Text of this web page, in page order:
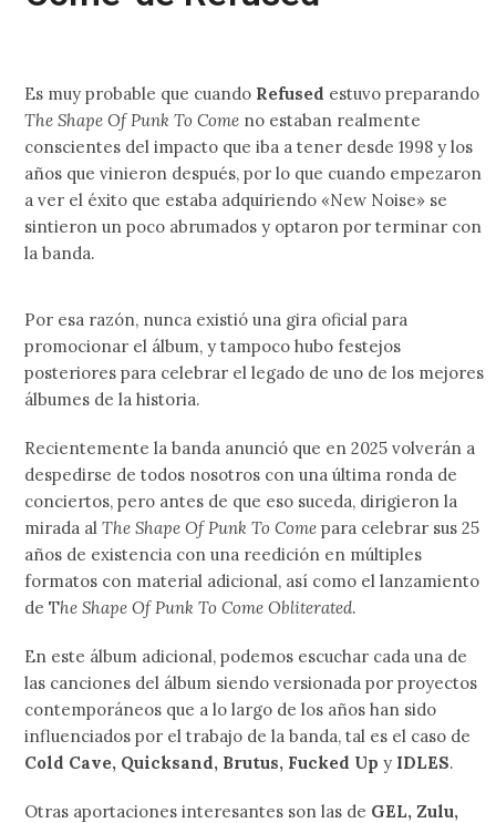
Es muy probable que cuando Refused estuvo preparando
The Shape Of Punk To Come no estaban realmente
conscientes del impacto que iba a tener desde 1998 y los
años que vinieron después, por lo que cuando empezaron
a ver el éxito que estaba adquiriendo «New Noise» se
sintieron un poco abrumados y optaron por terminar con
la banda.
Por esa razón, nunca existió una gira oficial para
promocionar el álbum, y tampoco hubo festejos
posteriores para celebrar el legado de uno de los mejores
álbumes de la historia.
Recientemente la banda anunció que en 2025 volverán a
despedirse de todos nosotros con una última ronda de
conciertos, pero antes de que eso suceda, dirigieron la
mirada al The Shape Of Punk To Come para celebrar sus 25
años de existencia con una reedición en múltiples
formatos con material adicional, así como el lanzamiento
de The Shape Of Punk To Come Obliterated.
En este álbum adicional, podemos escuchar cada una de
las canciones del álbum siendo versionada por proyectos
contemporáneos que a lo largo de los años han sido
influenciados por el trabajo de la banda, tal es el caso de
Cold Cave, Quicksand, Brutus, Fucked Up y IDLES.
Otras aportaciones interesantes son las de GEL, Zulu,